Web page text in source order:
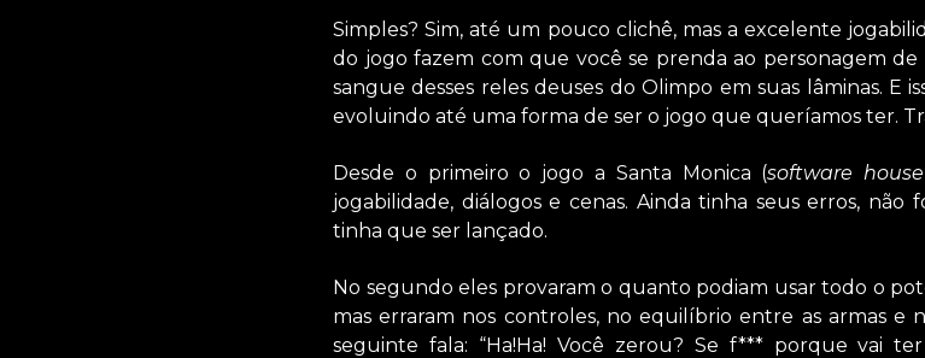
Simples? Sim, até um pouco clichê, mas a excelente
do jogo fazem com que você se prenda ao personagem
sangue desses reles deuses do Olimpo em suas lâminas. E
evoluindo até uma forma de ser o jogo que queríamos ter.
Desde o primeiro o jogo a Santa Monica (software house
jogabilidade, diálogos e cenas. Ainda tinha seus erros,
tinha que ser lançado.
No segundo eles provaram o quanto podiam usar todo o
mas erraram nos controles, no equilíbrio entre as armas e
seguinte fala: “Ha!Ha! Você zerou? Se f*** porque vai